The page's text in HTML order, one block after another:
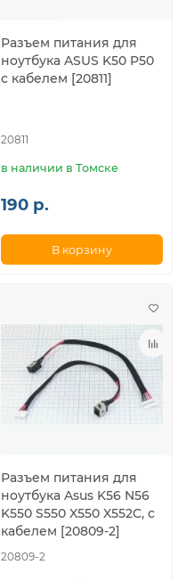
Разъем питания для
ноутбука ASUS K50 P50
с кабелем [20811]
20811
в наличии в Томске
190 р.
В корзину
Разъем питания для
ноутбука Asus K56 N56
K550 S550 X550 X552C, с
кабелем [20809-2]
20809-2